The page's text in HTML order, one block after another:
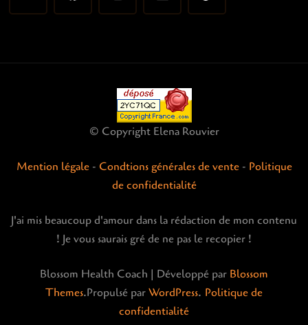
© Copyright Elena Rouvier
Mention légale- Condtions générales de vente- Politique
de confidentialité
J'ai mis beaucoup d'amour dans la rédaction de mon contenu
! Je vous saurais gré de ne pas le recopier !
Blossom Health Coach | Développé par Blossom
Themes.Propulsé parWordPress. Politique de
confidentialité